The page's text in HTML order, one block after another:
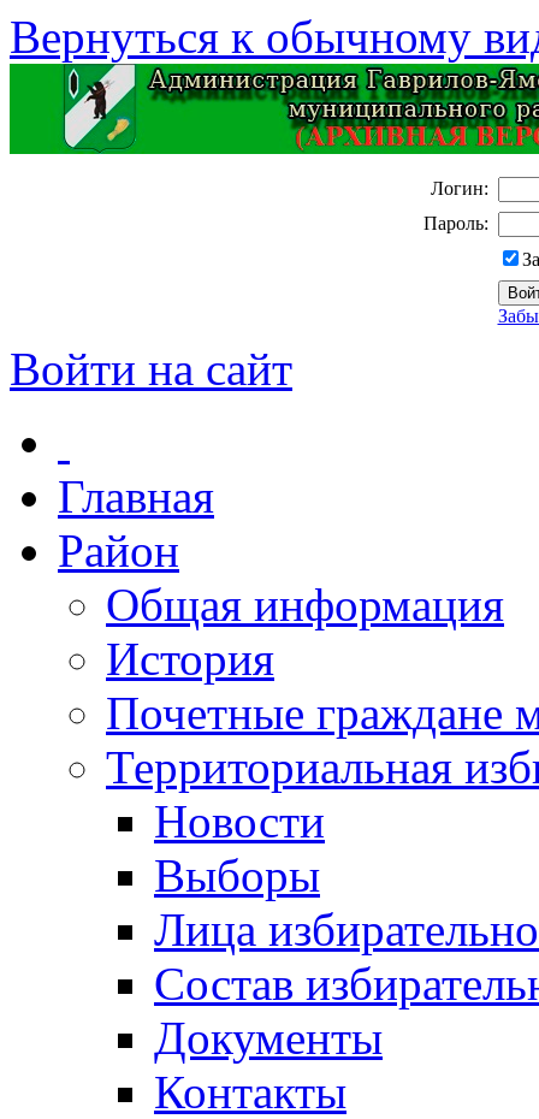
Вернуться к обычному
Логин:
Пароль:
Войти на сайт
Главная
Район
Общая информация
История
Почетные граждане
Территориальная
Новости
Выборы
Лица
Состав
Документы
Контакты